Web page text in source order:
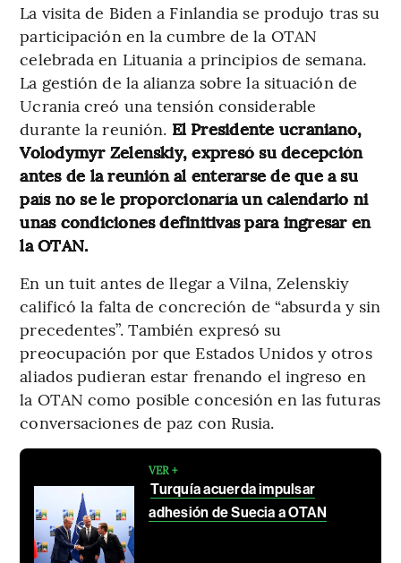
La visita de Biden a Finlandia se produjo tras su
participación en la cumbre de la OTAN
celebrada en Lituania a principios de semana.
La gestión de la alianza sobre la situación de
Ucrania creó una tensión considerable
durante la reunión. El Presidente ucraniano,
Volodymyr Zelenskiy, expresó su decepción
antes de la reunión al enterarse de que a su
país no se le proporcionaría un calendario ni
unas condiciones definitivas para ingresar en
la OTAN.
En un tuit antes de llegar a Vilna, Zelenskiy
calificó la falta de concreción de “absurda y sin
precedentes”. También expresó su
preocupación por que Estados Unidos y otros
aliados pudieran estar frenando el ingreso en
la OTAN como posible concesión en las futuras
conversaciones de paz con Rusia.
VER +
Turquía acuerda impulsar
adhesión de Suecia a OTAN